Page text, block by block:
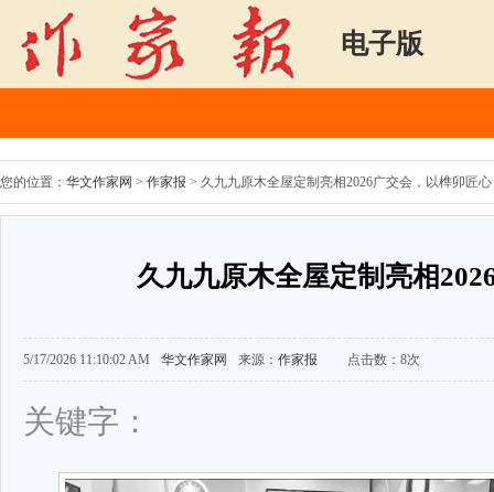
电子版
您的位置： 华文作家网 > 作家报 > 久九九原木全屋定制亮相2026广交会，以榫卯匠
久九九原木全屋定制亮相
5/17/2026 11:10:02 AM 华文作家网 来源： 作家报 点击数： 8次
关键字：